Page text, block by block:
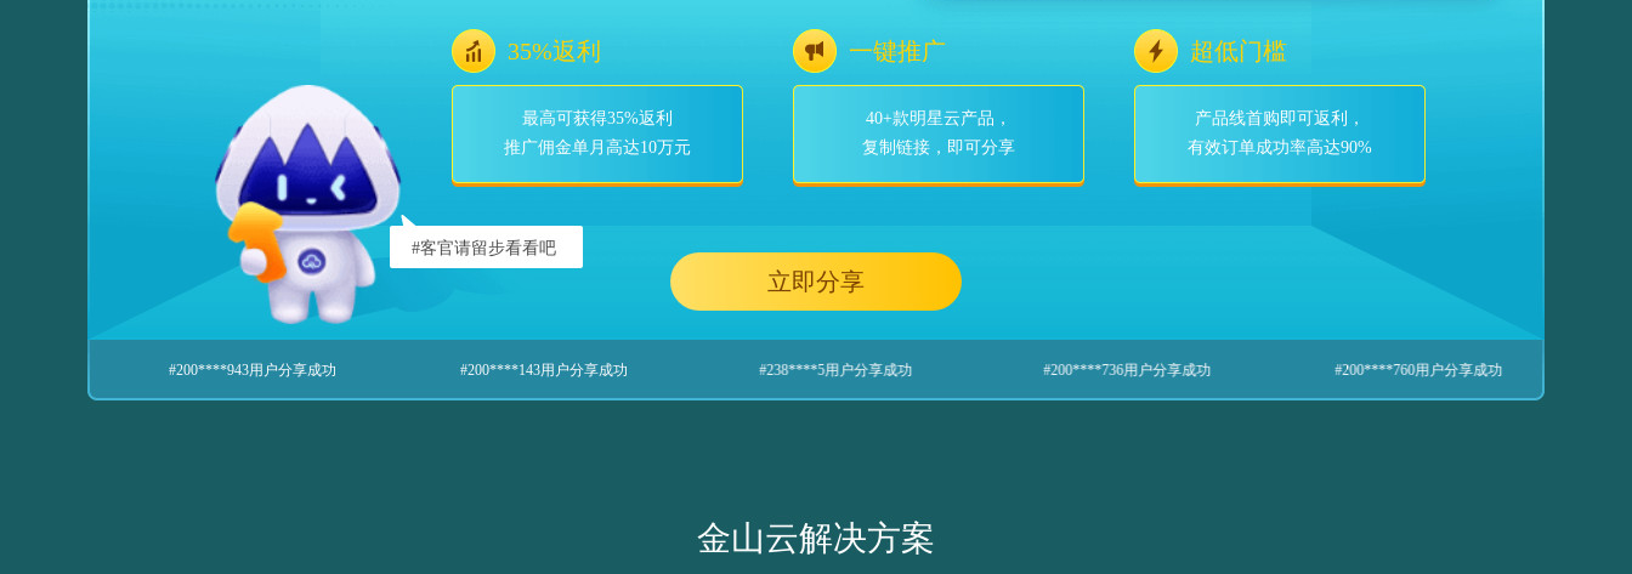
#客官请留步看看吧
35%返利
最高可获得35%返利
推广佣金单月高达10万元
一键推广
40+款明星云产品，
复制链接，即可分享
超低门槛
产品线首购即可返利，
有效订单成功率高达90%
立即分享
#200****943用户分享成功 #200****143用户分享成功 #238****5用户分享成功 #200****736用户分享成功 #200****760用户分享成功 #200****964用户分享成
金山云解决方案